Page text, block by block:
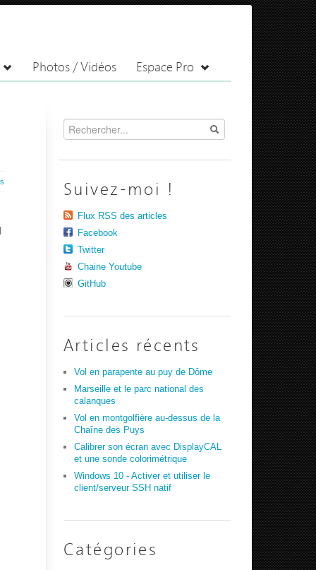
Photos / Vidéos Espace Pro
Suivez-moi !
Flux RSS des articles
Facebook
Twitter
Chaine Youtube
GitHub
Articles récents
Vol en parapente au puy de Dôme
Marseille et le parc national des
calanques
Vol en montgolfière au-dessus de la
Chaîne des Puys
Calibrer son écran avec DisplayCAL
et une sonde colorimétrique
Windows 10 - Activer et utiliser le
client/serveur SSH natif
Catégories